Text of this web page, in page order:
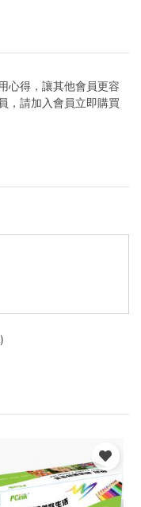
心得，讓其他會員更容
，請加入會員立即購買